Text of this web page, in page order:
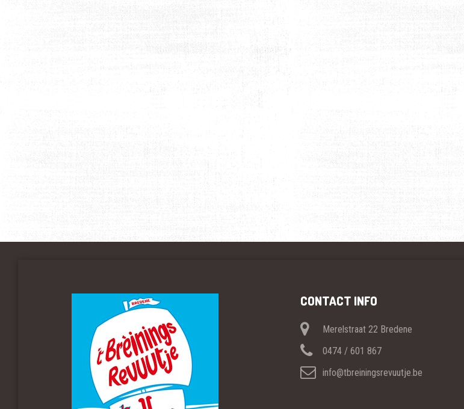
CONTACT INFO
Merelstraat 22 Bredene
0474 / 601 867
info@tbreiningsrevuutje.be